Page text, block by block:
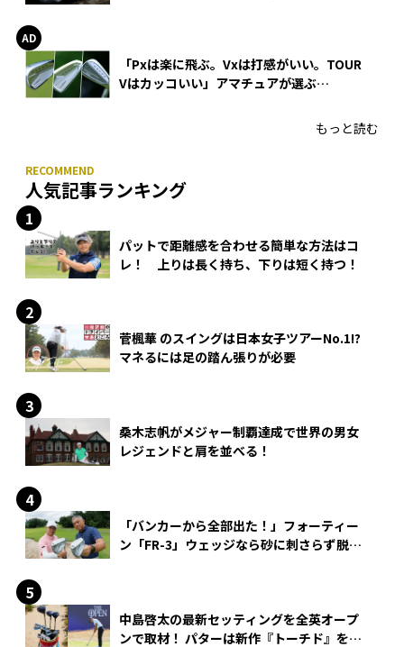
「Pxは楽に飛ぶ。Vxは打感がいい。TOUR
Vはカッコいい」アマチュアが選ぶ
もっと読む
人気記事ランキング
パットで距離感を合わせる簡単な方法はコ
レ！ 上りは長く持ち、下りは短く持つ！
菅楓華 のスイングは日本女子ツアーNo.1!?
マネるには足の踏ん張りが必要
桑木志帆がメジャー制覇達成で世界の男女
レジェンドと肩を並べる！
「バンカーから全部出た！」フォーティー
ン「FR-3」ウェッジなら砂に刺さらず脱出
中島啓太の最新セッティングを全英オープ
ンで取材！ パターは新作『トーチド』を投